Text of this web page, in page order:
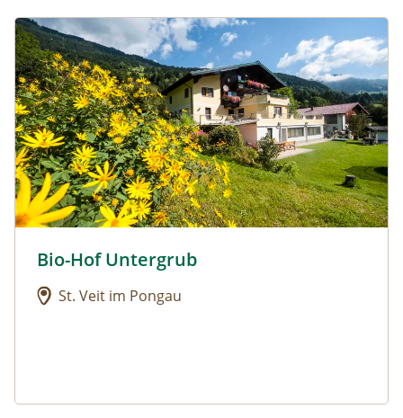
Urlaub am Bauernhof: Bio-Hof Untergrub
Urlaub am Bauernhof: Bio-Hof Untergrub
Bio-Hof Untergrub
St. Veit im Pongau